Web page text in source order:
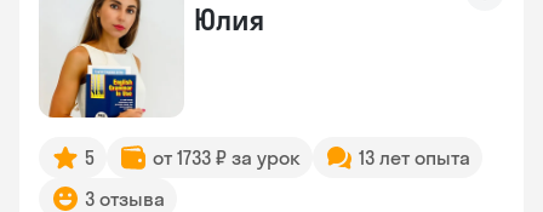
Юлия
5 от 1733 ₽ за урок
13 лет опыта
3 отзыва